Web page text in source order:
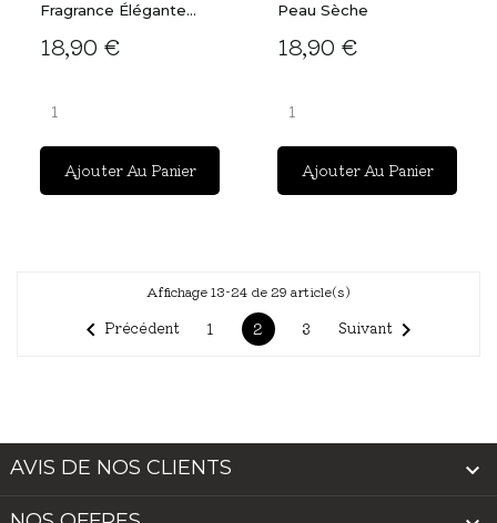
Fragrance Élégante...
18,90 €
Ajouter Au Panier
Peau Sèche
18,90 €
Ajouter Au Panier
Affichage 13-24 de 29 article(s)
 Précédent 1 2 3 Suivant 
AVIS DE NOS CLIENTS 